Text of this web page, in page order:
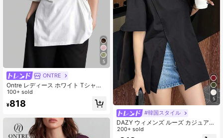
5
ONTRE
Ontre レディース ホワイト Tシャ
ツ、夏の普段使いにぴったりの、気
取らないシックなニット生地、ツイ
ストデザイン、ラウンドネック、ド
オフィスウェア。
100+ sold
¥818 5
#韓国スタイル
DAZY ウィメンズ ルーズ カジュアル
半袖 ラウンドネック ブラックTシャ
ツ スリット入り、無地、ミニマリス
200+ sold